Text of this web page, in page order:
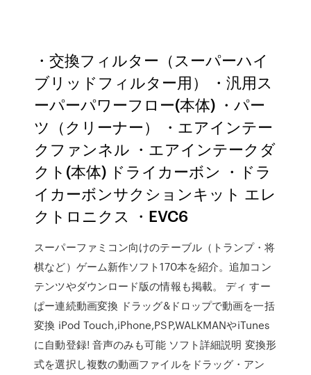
・交換フィルター（スーパーハイ
ブリッドフィルター用） ・汎用ス
ーパーパワーフロー(本体) ・パー
ツ（クリーナー） ・エアインテー
クファンネル ・エアインテークダ
クト(本体) ドライカーボン ・ドラ
イカーボンサクションキット エレ
クトロニクス ・EVC6
スーパーファミコン向けのテーブル（トランプ・将
棋など）ゲーム新作ソフト170本を紹介。追加コン
テンツやダウンロード版の情報も掲載。 ディ すー
ぱー連続動画変換 ドラッグ&ドロップで動画を一括
変換 iPod Touch,iPhone,PSP,WALKMANやiTunes
に自動登録! 音声のみも可能 ソフト詳細説明 変換形
式を選択し複数の動画ファイルをドラッグ・アン